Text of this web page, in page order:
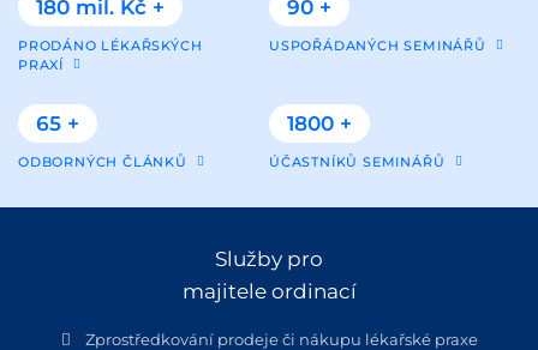
180 mil. Kč +
PRODÁNO LÉKAŘSKÝCH
PRAXÍ
90 +
USPOŘÁDANÝCH SEMINÁŘŮ
65 +
ODBORNÝCH ČLÁNKŮ
1800 +
ÚČASTNÍKŮ SEMINÁŘŮ
Služby pro
majitele ordinací
Zprostředkování prodeje či nákupu lékařské praxe